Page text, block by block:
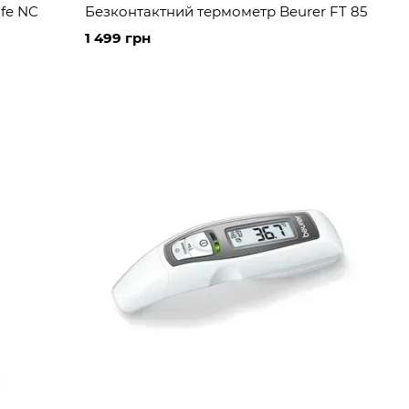
NC
Безконтактний термометр Beurer FT 85
1 499 грн